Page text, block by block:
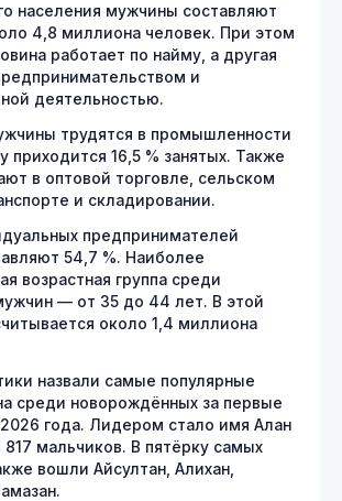
населения мужчины составляют
4,8 миллиона человек. При этом
работает по найму, а другая
и
деятельностью.
трудятся в промышленности
приходится 16,5 % занятых. Также
в оптовой торговле, сельском
и складировании.
предпринимателей
54,7 %. Наиболее
возрастная группа среди
— от 35 до 44 лет. В этой
около 1,4 миллиона
назвали самые популярные
среди новорождённых за первые
года. Лидером стало имя Алан
мальчиков. В пятёрку самых
вошли Айсултан, Алихан,